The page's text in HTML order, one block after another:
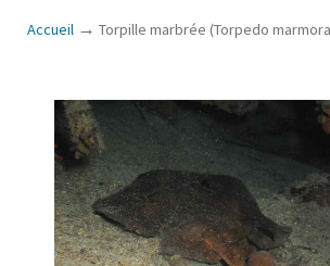
Accueil → Torpille marbrée (Torpedo